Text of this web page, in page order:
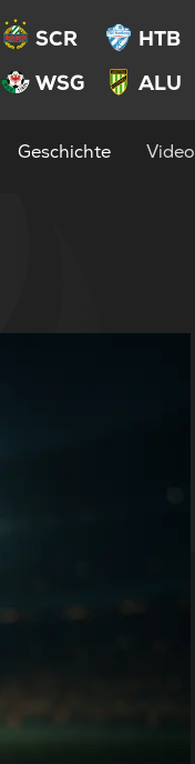
SCR
HTB
WSG ALU
Geschichte Video